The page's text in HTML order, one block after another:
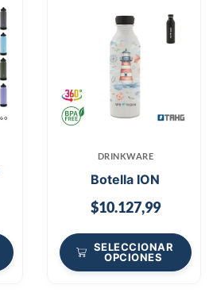
DRINKWARE
Botella ION
$10.127,99
SELECCIONAR
OPCIONES